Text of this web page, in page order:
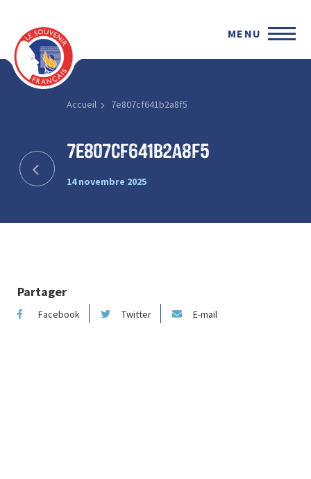
MENU
Accueil 7e807cf641b2a8f5
7e807cf641b2a8f5
14 novembre 2025
Partager
Facebook Twitter E-mail